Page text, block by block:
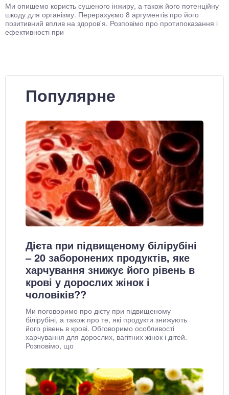
Ми опишемо користь сушеного інжиру, а також його потенційну
шкоду для організму. Перерахуємо 8 аргументів про його
позитивний вплив на здоров'я. Розповімо про протипоказання і
ефективності при
Популярне
Дієта при підвищеному білірубіні
– 20 заборонених продуктів, яке
харчування знижує його рівень в
крові у дорослих жінок і
чоловіків??
Ми поговоримо про дієту при підвищеному
білірубіні, а також про те, які продукти знижують
його рівень в крові. Обговоримо особливості
харчування для дорослих, вагітних жінок і дітей.
Розповімо, що